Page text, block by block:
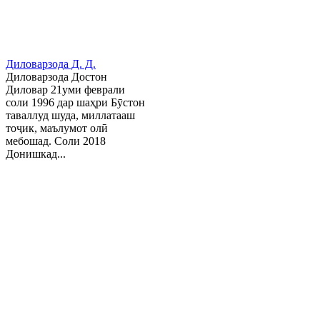
Диловарзода Д. Д.
Диловарзода Достон
Диловар 21уми феврали
соли 1996 дар шаҳри Бӯстон
таваллуд шуда, миллатааш
тоҷик, маълумот олӣ
мебошад. Соли 2018
Донишкад...